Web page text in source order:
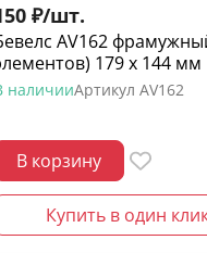
₽/шт.
AV162
179 х 144 мм
наличииАртикул AV162
В корзину
Купить в один